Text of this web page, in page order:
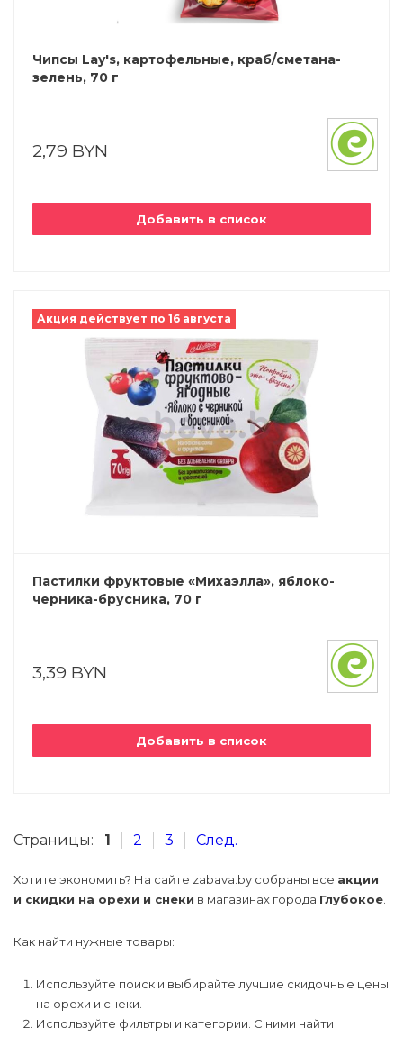
Чипсы Lay's, картофельные, краб/сметана-
зелень, 70 г
2,79 BYN
Добавить в список
Акция действует по 16 августа
Пастилки фруктовые «Михаэлла», яблоко-
черника-брусника, 70 г
3,39 BYN
Добавить в список
Страницы: 1 2 3 След.
Хотите экономить? На сайте zabava.by собраны все акции
и скидки на орехи и снеки в магазинах города Глубокое
Как найти нужные товары:
Используйте поиск и выбирайте лучшие скидочные цены
на орехи и снеки.
Используйте фильтры и категории. С ними найти